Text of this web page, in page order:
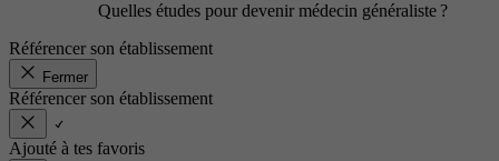
Quelles études pour devenir médecin généraliste ?
Référencer son établissement
Fermer
Référencer son établissement
Ajouté à tes favoris